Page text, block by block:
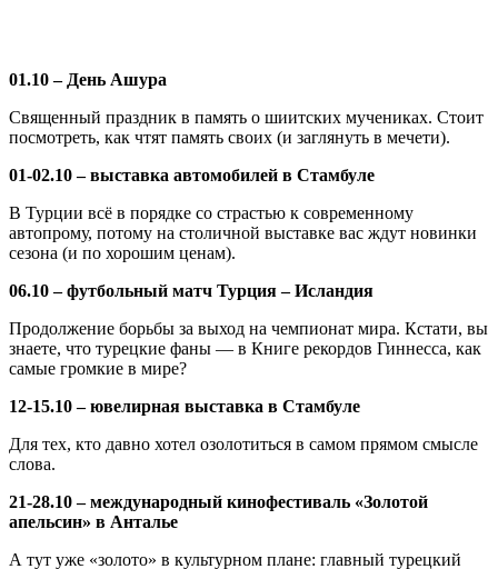
01.10 – День Ашура
Священный праздник в память о шиитских мучениках. Стоит
посмотреть, как чтят память своих (и заглянуть в мечети).
01-02.10 – выставка автомобилей в Стамбуле
В Турции всё в порядке со страстью к современному
автопрому, потому на столичной выставке вас ждут новинки
сезона (и по хорошим ценам).
06.10 – футбольный матч Турция – Исландия
Продолжение борьбы за выход на чемпионат мира. Кстати, вы
знаете, что турецкие фаны — в Книге рекордов Гиннесса, как
самые громкие в мире?
12-15.10 – ювелирная выставка в Стамбуле
Для тех, кто давно хотел озолотиться в самом прямом смысле
слова.
21-28.10 – международный кинофестиваль «Золотой
апельсин» в Анталье
А тут уже «золото» в культурном плане: главный турецкий